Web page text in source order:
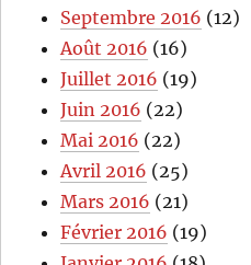
Septembre 2016 (12)
Août 2016 (16)
Juillet 2016 (19)
Juin 2016 (22)
Mai 2016 (22)
Avril 2016 (25)
Mars 2016 (21)
Février 2016 (19)